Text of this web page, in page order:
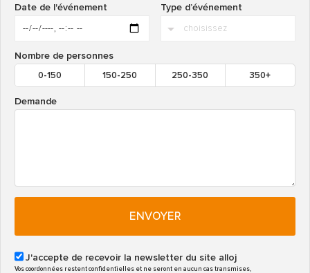
Type d’événement
Date de l'événement
Nombre de personnes
0-150 150-250 250-350 350+
Demande
ENVOYER
J'accepte de recevoir la newsletter du site alloj
Vos coordonnées restent confidentielles et ne seront en aucun cas transmises,